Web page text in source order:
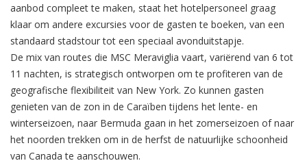
aanbod compleet te maken, staat het hotelpersoneel graag
klaar om andere excursies voor de gasten te boeken, van een
standaard stadstour tot een speciaal avonduitstapje.
De mix van routes die MSC Meraviglia vaart, variërend van 6 tot
11 nachten, is strategisch ontworpen om te profiteren van de
geografische flexibiliteit van New York. Zo kunnen gasten
genieten van de zon in de Caraïben tijdens het lente- en
winterseizoen, naar Bermuda gaan in het zomerseizoen of naar
het noorden trekken om in de herfst de natuurlijke schoonheid
van Canada te aanschouwen.